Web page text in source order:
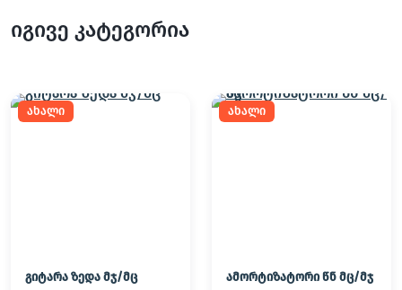
იგივე კატეგორია
ახალი
გიტარა ზედა მჯ/მც
ახალი
ამორტიზატორი წნ მც/მჯ